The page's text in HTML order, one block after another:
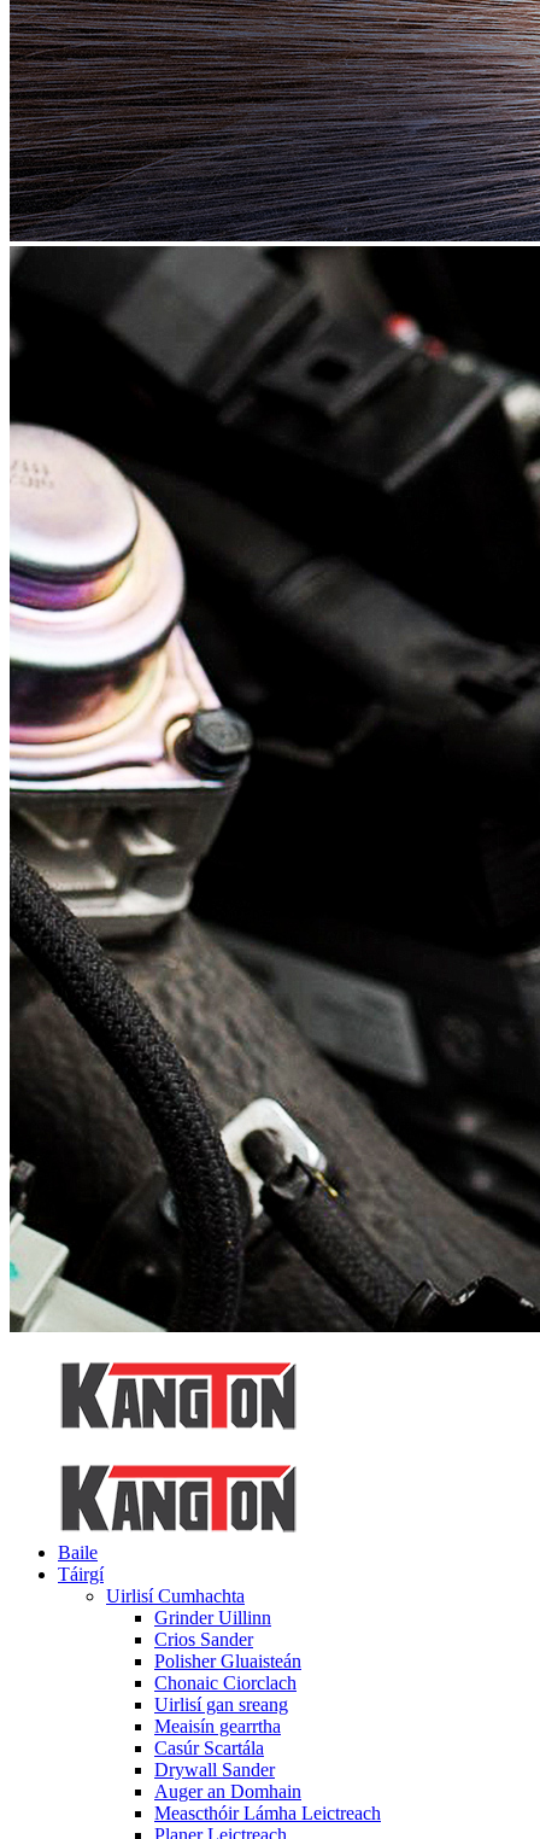
Baile
Táirgí
Uirlisí Cumhachta
Grinder Uillinn
Crios Sander
Polisher Gluaisteán
Chonaic Ciorclach
Uirlisí gan sreang
Meaisín gearrtha
Casúr Scartála
Drywall Sander
Auger an Domhain
Meascthóir Lámha Leictreach
Planer Leictreach